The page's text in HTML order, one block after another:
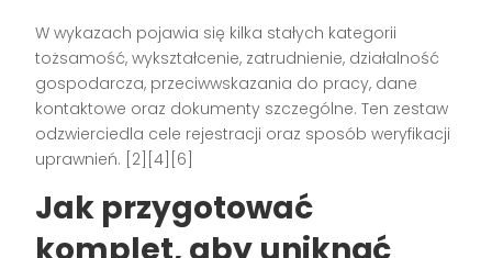
W wykazach pojawia się kilka stałych kategorii
tożsamość, wykształcenie, zatrudnienie, działalność
gospodarcza, przeciwwskazania do pracy, dane
kontaktowe oraz dokumenty szczególne. Ten zestaw
odzwierciedla cele rejestracji oraz sposób weryfikacji
uprawnień. [2][4][6]
Jak przygotować